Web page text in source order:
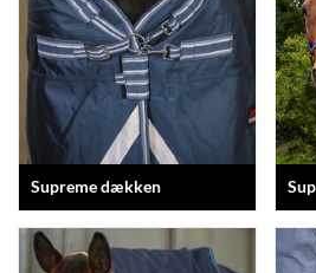
vil kunne dykkke mere ned i vores
Supreme dækken